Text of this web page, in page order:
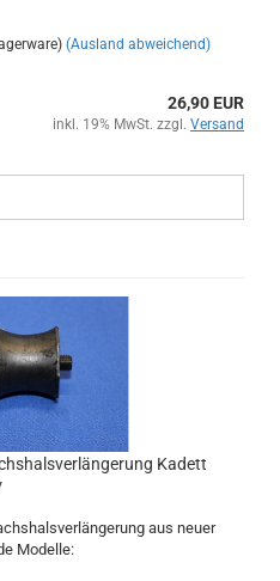
(Ausland abweichend)
26,90 EUR
inkl. 19% MwSt. zzgl. Versand
Kadett
aus neuer
Modelle: